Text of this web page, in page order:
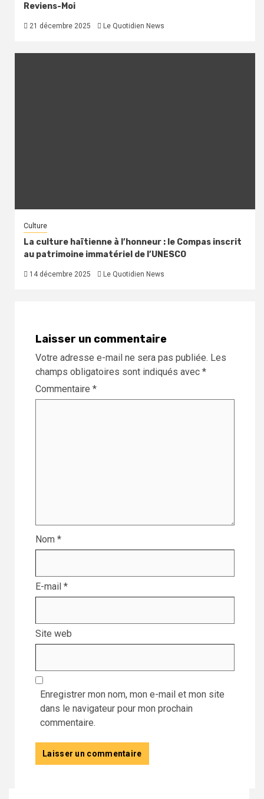
Reviens-Moi
21 décembre 2025 Le Quotidien News
Culture
La culture haïtienne à l’honneur : le Compas inscrit
au patrimoine immatériel de l’UNESCO
14 décembre 2025 Le Quotidien News
Laisser un commentaire
Votre adresse e-mail ne sera pas publiée. Les
champs obligatoires sont indiqués avec *
Commentaire *
Nom *
E-mail *
Site web
Enregistrer mon nom, mon e-mail et mon site
dans le navigateur pour mon prochain
commentaire.